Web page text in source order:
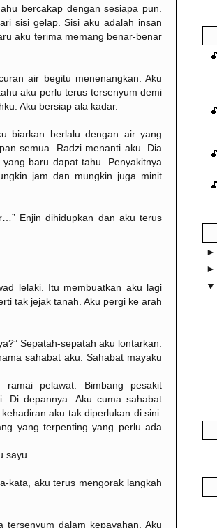
bercakap dengan sesiapa pun.
sisi gelap. Sisi aku adalah insan
aku terima memang benar-benar
air begitu menenangkan. Aku
aku perlu terus tersenyum demi
Aku bersiap ala kadar.
biarkan berlalu dengan air yang
semua. Radzi menanti aku. Dia
baru dapat tahu. Penyakitnya
jam dan mungkin juga minit
Enjin dihidupkan dan aku terus
lelaki. Itu membuatkan aku lagi
tak jejak tanah. Aku pergi ke arah
Sepatah-sepatah aku lontarkan.
sahabat aku. Sahabat mayaku
pelawat. Bimbang pesakit
Di depannya. Aku cuma sahabat
aku tak diperlukan di sini.
yang terpenting yang perlu ada
sayu.
kata, aku terus mengorak langkah
dalam kepayahan. Aku
►
►
▼